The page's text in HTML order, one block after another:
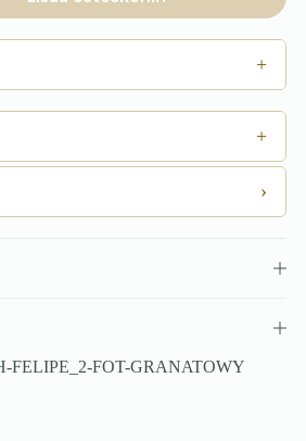
+
+
›
FELIPE_2-FOT-GRANATOWY